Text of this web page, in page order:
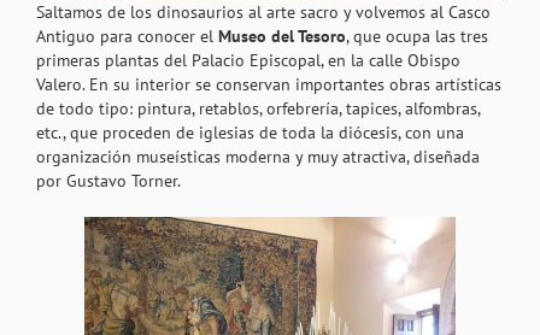
Saltamos de los dinosaurios al arte sacro y volvemos al Casco
Antiguo para conocer el Museo del Tesoro, que ocupa las tres
primeras plantas del Palacio Episcopal, en la calle Obispo
Valero. En su interior se conservan importantes obras artísticas
de todo tipo: pintura, retablos, orfebrería, tapices, alfombras,
etc., que proceden de iglesias de toda la diócesis, con una
organización museísticas moderna y muy atractiva, diseñada
por Gustavo Torner.